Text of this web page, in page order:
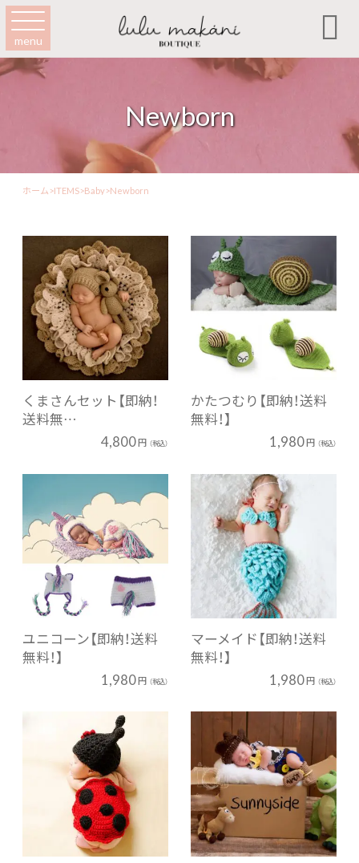
menu 
Newborn
ホーム>ITEMS>Baby>Newborn
くまさんセット【即納！
送料無…
4,800円 （税込）
かたつむり【即納！送料
無料！】
1,980円 （税込）
ユニコーン【即納！送料
無料！】
1,980円 （税込）
マーメイド【即納！送料
無料！】
1,980円 （税込）